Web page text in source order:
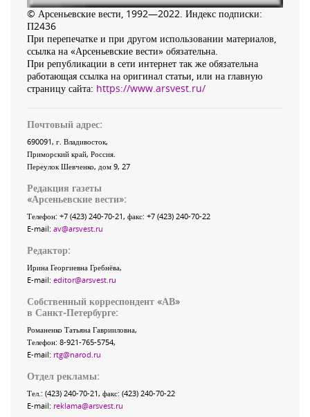
© Арсеньевские вести, 1992—2022. Индекс подписки:
П2436
При перепечатке и при другом использовании материалов,
ссылка на «Арсеньевские вести» обязательна.
При републикации в сети интернет так же обязательна
работающая ссылка на оригинал статьи, или на главную
страницу сайта: https://www.arsvest.ru/
Почтовый адрес:
690091, г. Владивосток,
Приморский край, Россия
Переулок Шевченко, дом 9, 27
Редакция газеты
«Арсеньевские вести»:
Телефон: +7 (423) 240-70-21, факс: +7 (423) 240-70-22
E-mail: av@arsvest.ru
Редактор:
Ирина Георгиевна Гребнёва,
E-mail: editor@arsvest.ru
Собственный корреспондент «АВ»
в Санкт-Петербурге:
Романенко Татьяна Гаврииловна,
Телефон: 8-921-765-5754,
E-mail: rtg@narod.ru
Отдел рекламы:
Тел.: (423) 240-70-21, факс: (423) 240-70-22
E-mail: reklama@arsvest.ru